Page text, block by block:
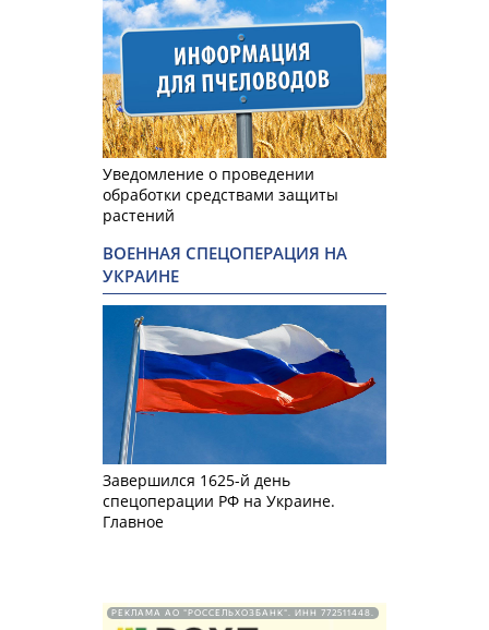
Уведомление о проведении
обработки средствами защиты
растений
ВОЕННАЯ СПЕЦОПЕРАЦИЯ НА
УКРАИНЕ
Завершился 1625-й день
спецоперации РФ на Украине.
Главное
РЕКЛАМА АО "РОССЕЛЬХОЗБАНК". ИНН 772511448.